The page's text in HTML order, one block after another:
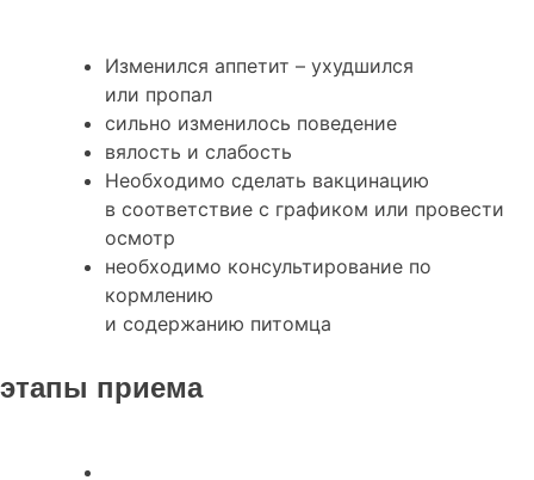
Изменился аппетит – ухудшился
или пропал
сильно изменилось поведение
вялость и слабость
Необходимо сделать вакцинацию
в соответствие с графиком или провести
осмотр
необходимо консультирование по
кормлению
и содержанию питомца
этапы приема